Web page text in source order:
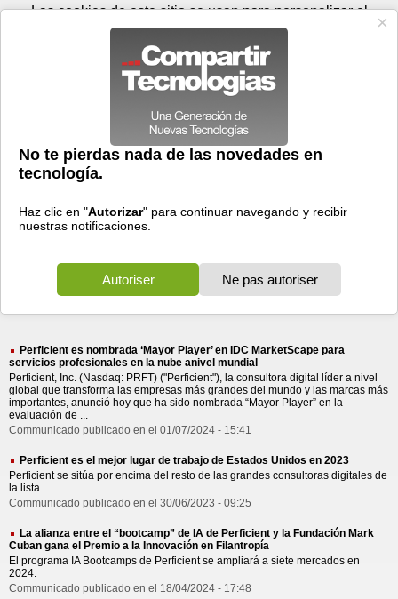
Prensa Videos
> perficient
perficient
48 resultados Ordenar por fecha-Ordenar por pertinencia
Perficient es nombrada ‘Mayor Player’ en IDC MarketScape para
servicios profesionales en la nube anivel mundial
Perficient, Inc. (Nasdaq: PRFT) ("Perficient"), la consultora digital líder a nivel
global que transforma las empresas más grandes del mundo y las marcas más
importantes, anunció hoy que ha sido nombrada “Mayor Player” en la
evaluación de ...
Communicado publicado en el 01/07/2024 - 15:41
Perficient es el mejor lugar de trabajo de Estados Unidos en 2023
Perficient se sitúa por encima del resto de las grandes consultoras digitales de
la lista.
Communicado publicado en el 30/06/2023 - 09:25
La alianza entre el “bootcamp” de IA de Perficient y la Fundación Mark
Cuban gana el Premio a la Innovación en Filantropía
El programa IA Bootcamps de Perficient se ampliará a siete mercados en
2024.
Communicado publicado en el 18/04/2024 - 17:48
Sábado 08 de agosto - 21:44 Registrar Conectar
Las cookies de este sitio se usan para personalizar el
contenido y los anuncios, para ofrecer funciones de medios
sociales y para analizar el tráfico. Además, compartimos
información sobre el uso que haga del sitio web con nuestros
partners de medios sociales, de publicidad y de análisis
web.
OK